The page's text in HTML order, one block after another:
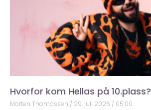
Hvorfor kom Hellas på 10.plass?
Morten Thomassen 29. juli 2026 05:00